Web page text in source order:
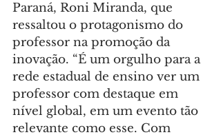
Paraná, Roni Miranda, que
ressaltou o protagonismo do
professor na promoção da
inovação. “É um orgulho para a
rede estadual de ensino ver um
professor com destaque em
nível global, em um evento tão
relevante como esse. Com